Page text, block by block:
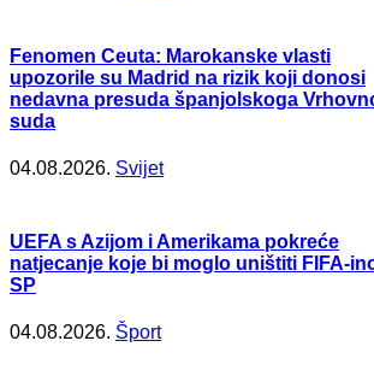
Fenomen Ceuta: Marokanske vlasti
upozorile su Madrid na rizik koji donosi
nedavna presuda španjolskoga
suda
04.08.2026. Svijet
UEFA s Azijom i Amerikama pokreće
natjecanje koje bi moglo uništiti FIFA-
SP
04.08.2026. Šport